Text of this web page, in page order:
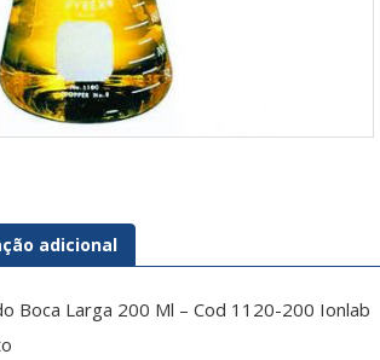
adicional
Boca Larga 200 Ml – Cod 1120-200 Ionlab